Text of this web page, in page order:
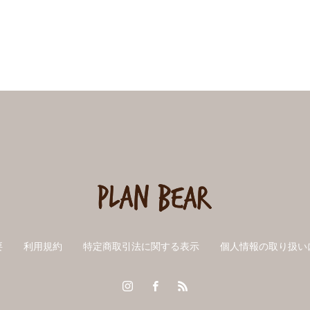
利用規約 特定商取引法に関する表示 個人情報の取り扱い